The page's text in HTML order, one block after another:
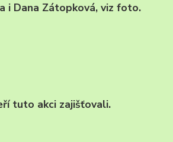
i Dana Zátopková, viz foto.
tuto akci zajišťovali.